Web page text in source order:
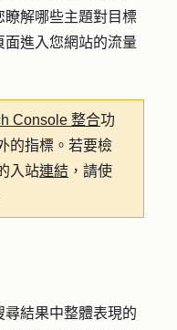
瞭解哪些主題對目標
進入您網站的流量
Console 整合功
的指標。若要檢
入站連結 ，請使
結果中整體表現的